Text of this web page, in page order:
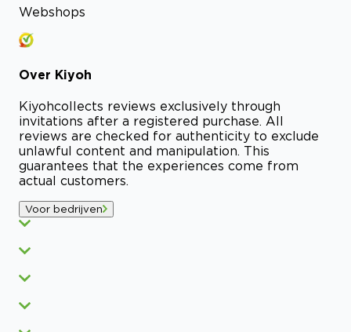
Webshops
Over Kiyoh
Kiyohcollects reviews exclusively through
invitations after a registered purchase. All
reviews are checked for authenticity to exclude
unlawful content and manipulation. This
guarantees that the experiences come from
actual customers.
Voor bedrijven